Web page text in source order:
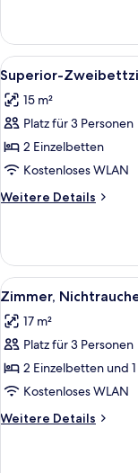
anzeigen
Zimmer,
Nichtraucher
(Twin
Bed
Room)
Alle
Fotos
für
Superior-
Zweibettzimmer,
Nichtraucher
anzeigen
26
Superior-
15 m²
Platz für 3 Personen
2 Einzelbetten
Kostenloses WLAN
Weitere Details
Weitere
Zweibettzimmer,
Nichtraucher
Alle
Fotos
für
Zimmer,
Nichtraucher
(Room
for
3)
10
Zimmer,
17 m²
Platz für 3 Personen
2 Einzelbetten und
Kostenloses WLAN
Weitere Details
Weitere